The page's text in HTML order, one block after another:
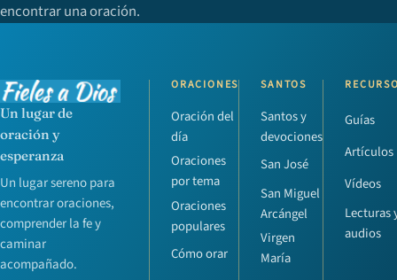
encontrar una oración.
Un lugar de
oración y
esperanza
Un lugar sereno para
encontrar oraciones,
comprender la fe y
caminar
acompañado.
ORACIONES
Oración del
día
Oraciones
por tema
Oraciones
populares
Cómo orar
SANTOS
Santos y
devociones
San José
San Miguel
Arcángel
Virgen
María
Guías
Artículos
Vídeos
Lecturas
audios